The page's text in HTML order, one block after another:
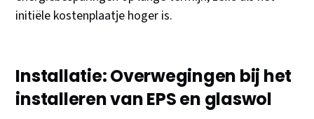
initiële kostenplaatje hoger is.
Installatie: Overwegingen bij het
installeren van EPS en glaswol